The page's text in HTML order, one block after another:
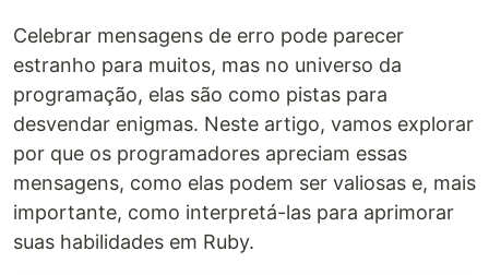
Celebrar mensagens de erro pode parecer
estranho para muitos, mas no universo da
programação, elas são como pistas para
desvendar enigmas. Neste artigo, vamos explorar
por que os programadores apreciam essas
mensagens, como elas podem ser valiosas e, mais
importante, como interpretá-las para aprimorar
suas habilidades em Ruby.